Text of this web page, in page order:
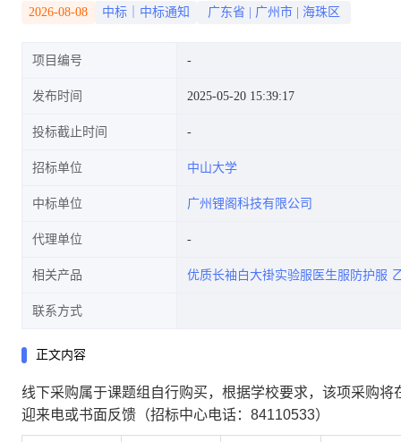
2026-08-08 中标｜中标通知 广东省 广州市 海珠区
项目编号
发布时间 2025-05-20 15:39:17
投标截止时间
招标单位 中山大学
中标单位 广州锂阁科技有限公司
代理单位
相关产品 优质长袖白大褂实验服医生服防护服
联系方式
正文内容
线下采购属于课题组自行购买，根据学校要求，该项采购
迎来电或书面反馈（招标中心电话：84110533）